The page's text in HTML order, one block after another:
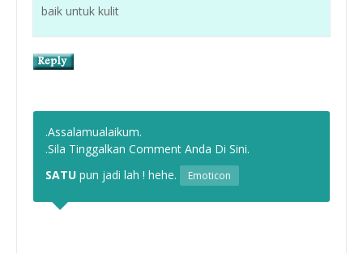
baik untuk kulit
.Assalamualaikum.
.Sila Tinggalkan Comment Anda Di Sini.
SATU pun jadi lah ! hehe. Emoticon